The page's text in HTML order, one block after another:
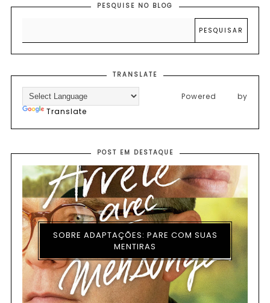
PESQUISE NO BLOG
TRANSLATE
Powered by
Translate
POST EM DESTAQUE
SOBRE ADAPTAÇÕES: PARE COM SUAS
MENTIRAS